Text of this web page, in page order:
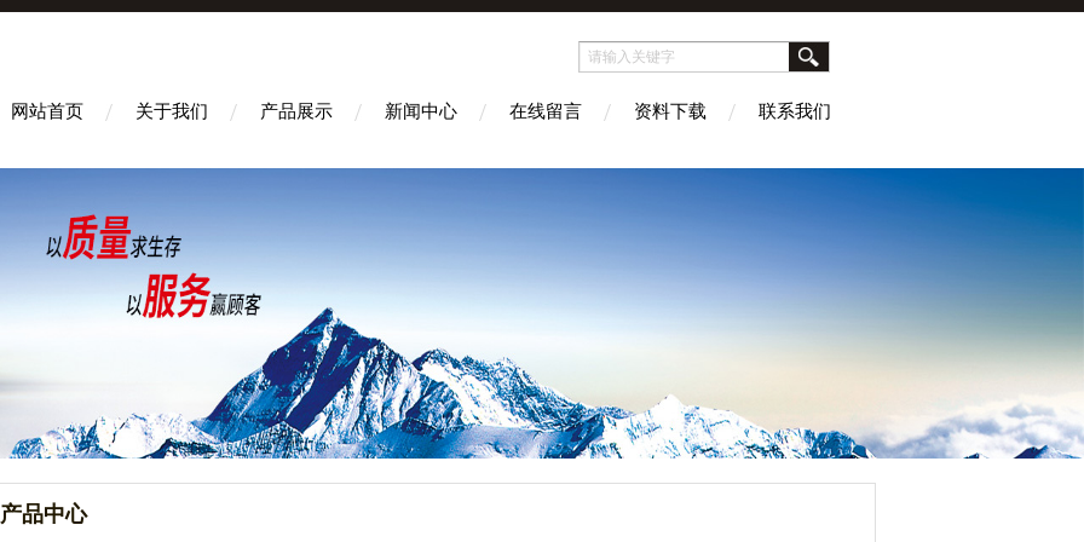
网站首页 关于我们 产品展示 新闻中心 在线留言 资料下载 联系我们
产品中心